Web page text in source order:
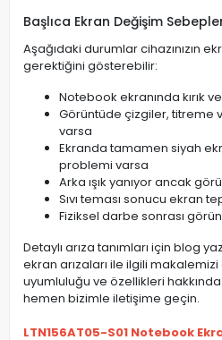
Başlıca Ekran Değişim
Aşağıdaki durumlar cihazınızın
gerektiğini gösterebilir:
Notebook ekranında kırık
Görüntüde çizgiler, titreme
varsa
Ekranda tamamen siyah
problemi varsa
Arka ışık yanıyor ancak
Sıvı teması sonucu ekran
Fiziksel darbe sonrası
Detaylı arıza tanımları için blog
ekran arızaları ile ilgili
uyumluluğu ve özellikleri
hemen bizimle iletişime geçin.
LTN156AT05-S01 Notebook